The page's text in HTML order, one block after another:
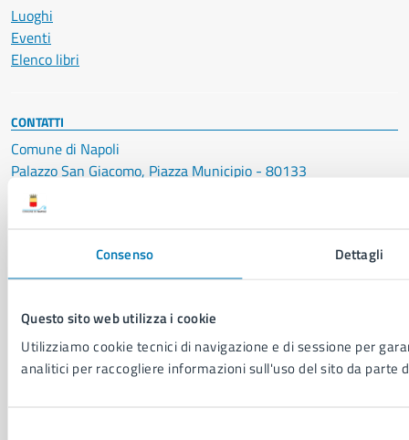
Consenso Dettagli
Questo sito web utilizza i cookie
Utilizziamo cookie tecnici di navigazione e di sessione per
analitici per raccogliere informazioni sull'uso del sito da parte
Luoghi
Eventi
Elenco libri
CONTATTI
Comune di Napoli
Palazzo San Giacomo, Piazza Municipio - 80133
P. IVA: 01207650639
LEI: 8156007FF4DEB97ABA09
PEC:urp@pec.comune.napoli.it
Centralino unico:0817951111
Leggi le FAQ